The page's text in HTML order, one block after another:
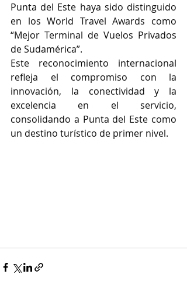
Punta del Este haya sido distinguido
en los World Travel Awards como
“Mejor Terminal de Vuelos Privados
de Sudamérica”.
Este reconocimiento internacional
refleja el compromiso con la
innovación, la conectividad y la
excelencia en el servicio,
consolidando a Punta del Este como
un destino turístico de primer nivel.